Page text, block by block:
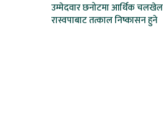
उम्मेदवार छनोटमा आर्थिक
रास्वपाबाट तत्काल निष्कासन हुने